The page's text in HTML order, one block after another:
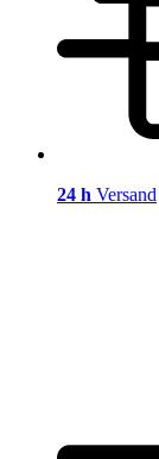
24 h Versand